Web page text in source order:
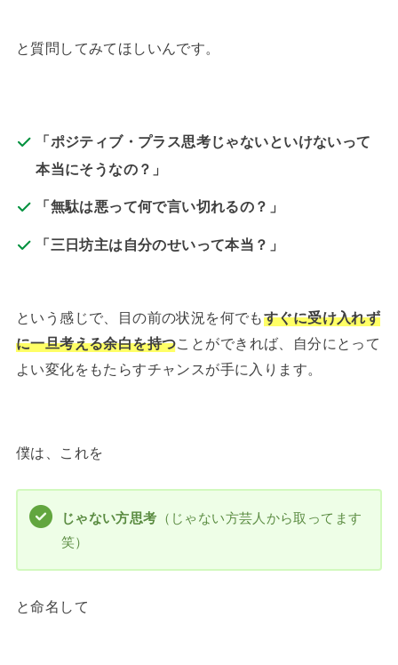
と質問してみてほしいんです。
「ポジティブ・プラス思考じゃないといけないって
本当にそうなの？」
「無駄は悪って何で言い切れるの？」
「三日坊主は自分のせいって本当？」
という感じで、目の前の状況を何でもすぐに受け入れず
に一旦考える余白を持つことができれば、自分にとって
よい変化をもたらすチャンスが手に入ります。
僕は、これを
じゃない方思考 （じゃない方芸人から取ってます
笑）
と命名して